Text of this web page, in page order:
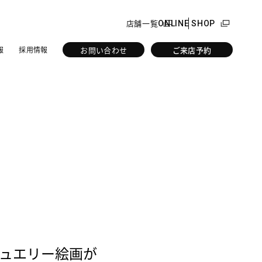
店舗一覧ONLINE SHOP
採用情報 お問い合わせ ご来店予約
エリー絵画が